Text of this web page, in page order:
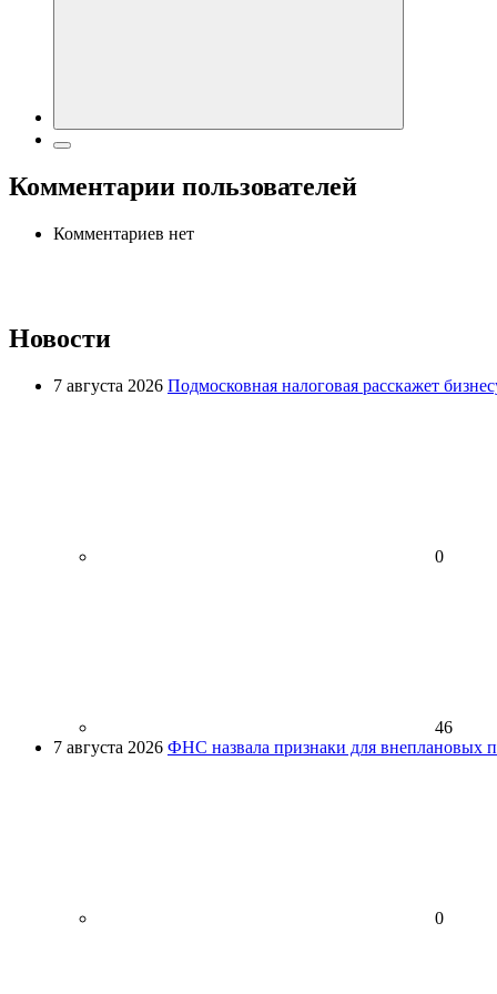
Комментарии пользователей
Комментариев нет
Новости
7 августа 2026 Подмосковная налоговая расскажет
0
46
7 августа 2026 ФНС назвала признаки для внеплановых
0